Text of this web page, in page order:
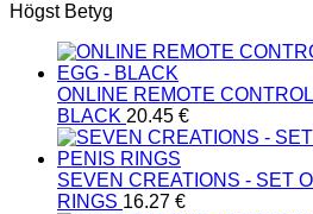
Högst Betyg
ONLINE REMOTE
BLACK 20.45 €
SEVEN CREATIONS - SET
RINGS 16.27 €